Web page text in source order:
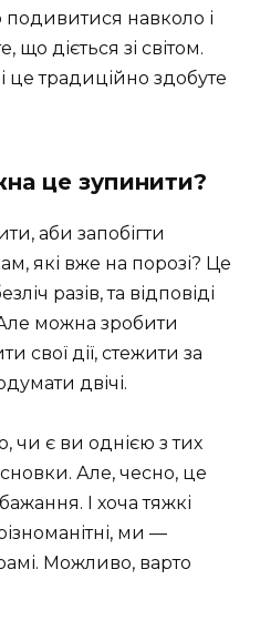
подивитися навколо і
що діється зі світом.
це традиційно здобуте
це зупинити?
аби запобігти
які вже на порозі? Це
разів, та відповіді
можна зробити
свої дії, стежити за
двічі.
чи є ви однією з тих
Але, чесно, це
І хоча тяжкі
ми —
Можливо, варто